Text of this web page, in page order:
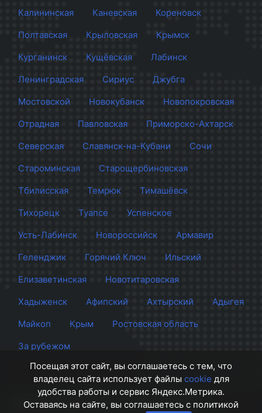
Калининская
Каневская
Кореновск
Полтавская
Крыловская
Крымск
Курганинск
Кущёвская
Лабинск
Ленинградская
Сириус
Джубга
Мостовской
Новокубанск
Новопокровская
Отрадная
Павловская
Приморско-Ахтарск
Северская
Славянск-на-Кубани
Сочи
Староминская
Старощербиновская
Тбилисская
Темрюк
Тимашёвск
Тихорецк
Туапсе
Успенское
Усть-Лабинск
Новороссийск
Армавир
Геленджик
Горячий Ключ
Ильский
Елизаветинская
Новотитаровская
Хадыженск
Афипский Ахтырский
Адыгея
Майкоп
Крым
Ростовская область
За рубежом
Сайт Краснодара © 2012 - 2026 СМИ Кубани
Посещая этот сайт, вы соглашаетесь с тем, что
владелец сайта использует файлы cookie для
удобства работы и сервис Яндекс.Метрика.
Оставаясь на сайте, вы соглашаетесь с политикой